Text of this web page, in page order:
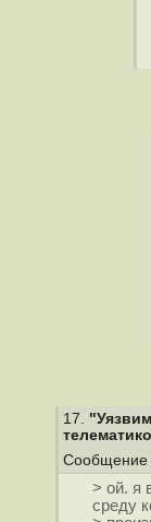
17.
Сообщение
> ой. я
среду